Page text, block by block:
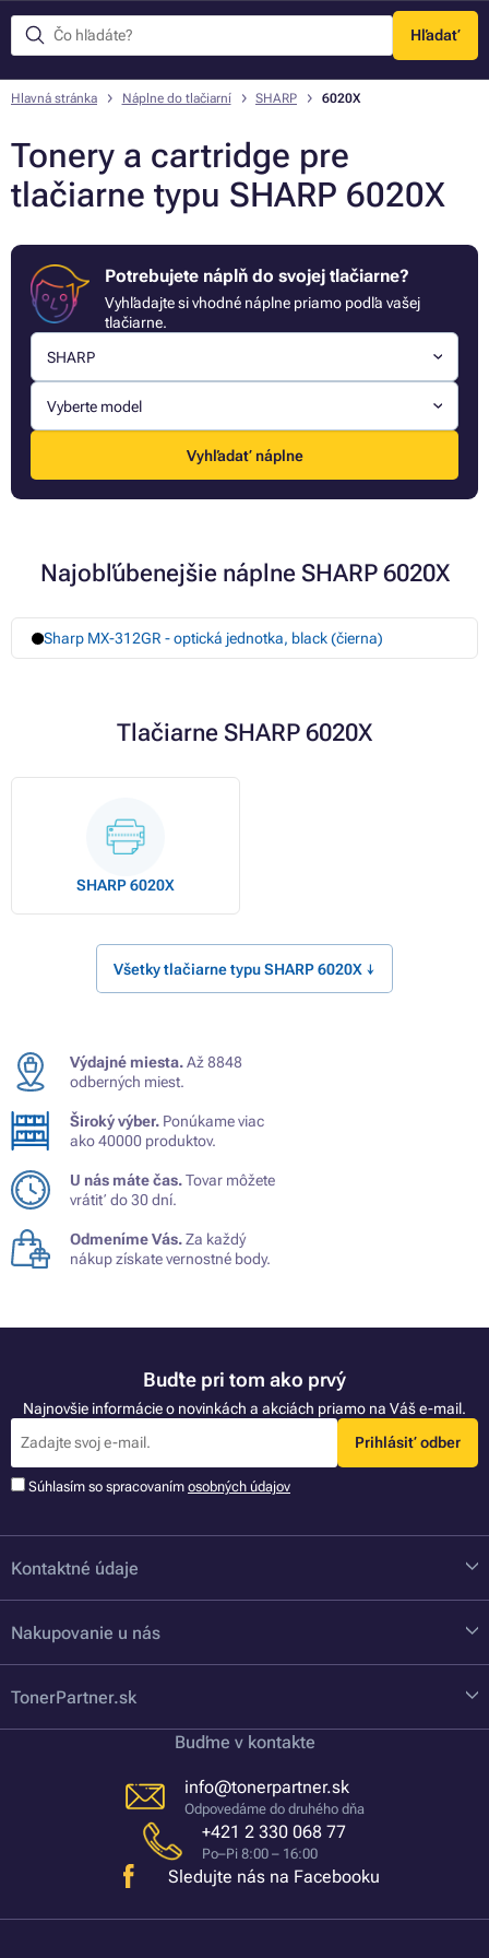
Hľadať
Menu
Hlavná stránka Náplne do tlačiarní SHARP 6020X
Tonery a cartridge pre
tlačiarne typu SHARP 6020X
Potrebujete náplň do svojej tlačiarne?
Vyhľadajte si vhodné náplne priamo podľa vašej
tlačiarne.
SHARP
Vyberte model
Vyhľadať náplne
Najobľúbenejšie náplne SHARP 6020X
Sharp MX-312GR - optická jednotka, black (čierna)
Tlačiarne SHARP 6020X
SHARP 6020X
Všetky tlačiarne typu SHARP 6020X ↓
Výdajné miesta.Až 8848
odberných miest.
Široký výber. Ponúkame viac
ako 40000 produktov.
U nás máte čas.Tovar môžete
vrátiť do 30 dní.
Odmeníme Vás.Za každý
nákup získate vernostné body.
Buďte pri tom ako prvý
Najnovšie informácie o novinkách a akciách priamo na Váš e-mail.
Prihlásiť odber
Súhlasím so spracovaním osobných údajov
Kontaktné údaje
Nakupovanie u nás
TonerPartner.sk
Buďme v kontakte
info@tonerpartner.sk
Odpovedáme do druhého dňa
+421 2 330 068 77
Po–Pi 8:00 – 16:00
Sledujte nás na Facebooku